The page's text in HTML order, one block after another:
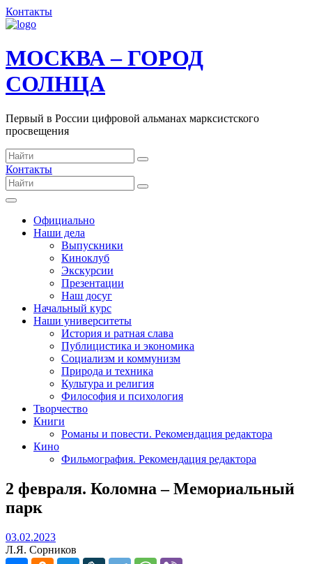
Контакты
МОСКВА – ГОРОД
СОЛНЦА
Первый в России цифровой альманах марксистского
просвещения
Контакты
Официально
Наши дела
Выпускники
Киноклуб
Экскурсии
Презентации
Наш досуг
Начальный курс
Наши университеты
История и ратная слава
Публицистика и экономика
Социализм и коммунизм
Природа и техника
Культура и религия
Философия и психология
Творчество
Книги
Романы и повести. Рекомендация редактора
Кино
Фильмография. Рекомендация редактора
2 февраля. Коломна – Мемориальный
парк
03.02.202303.02.2023
Л.Я. Сорников